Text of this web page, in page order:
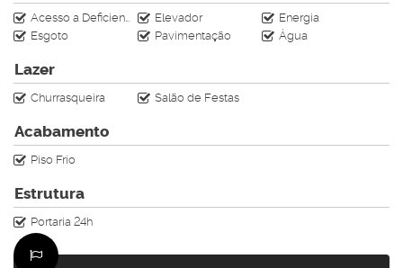
Acesso a Deficientes Elevador
Energia
Esgoto
Pavimentação Água
Lazer
Churrasqueira Salão de Festas
Acabamento
Piso Frio
Estrutura
Portaria 24h